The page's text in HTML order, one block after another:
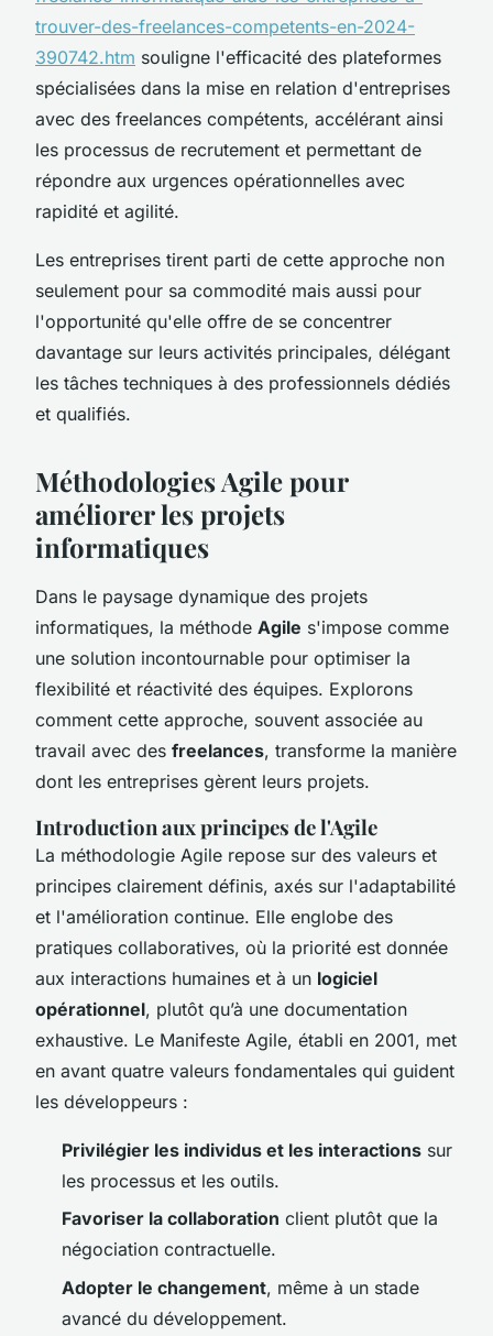
trouver-des-freelances-competents-en-2024-
390742.htm souligne l'efficacité des plateformes
spécialisées dans la mise en relation d'entreprises
avec des freelances compétents, accélérant ainsi
les processus de recrutement et permettant de
répondre aux urgences opérationnelles avec
rapidité et agilité.
Les entreprises tirent parti de cette approche non
seulement pour sa commodité mais aussi pour
l'opportunité qu'elle offre de se concentrer
davantage sur leurs activités principales, délégant
les tâches techniques à des professionnels dédiés
et qualifiés.
Méthodologies Agile pour
améliorer les projets
informatiques
Dans le paysage dynamique des projets
informatiques, la méthode Agile s'impose comme
une solution incontournable pour optimiser la
flexibilité et réactivité des équipes. Explorons
comment cette approche, souvent associée au
travail avec des freelances, transforme la manière
dont les entreprises gèrent leurs projets.
Introduction aux principes de l'Agile
La méthodologie Agile repose sur des valeurs et
principes clairement définis, axés sur l'adaptabilité
et l'amélioration continue. Elle englobe des
pratiques collaboratives, où la priorité est donnée
aux interactions humaines et à un logiciel
opérationnel, plutôt qu’à une documentation
exhaustive. Le Manifeste Agile, établi en 2001, met
en avant quatre valeurs fondamentales qui guident
les développeurs :
Privilégier les individus et les interactions sur
les processus et les outils.
Favoriser la collaboration client plutôt que la
négociation contractuelle.
Adopter le changement, même à un stade
avancé du développement.